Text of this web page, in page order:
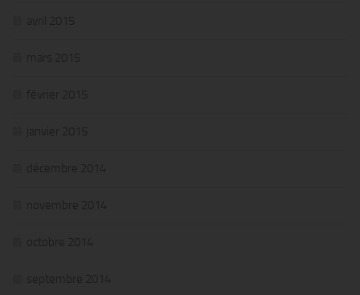
avril 2015
mars 2015
février 2015
janvier 2015
décembre 2014
novembre 2014
octobre 2014
septembre 2014